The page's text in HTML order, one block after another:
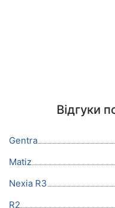
Відгуки
Gentra
Matiz
Nexia R3
R2